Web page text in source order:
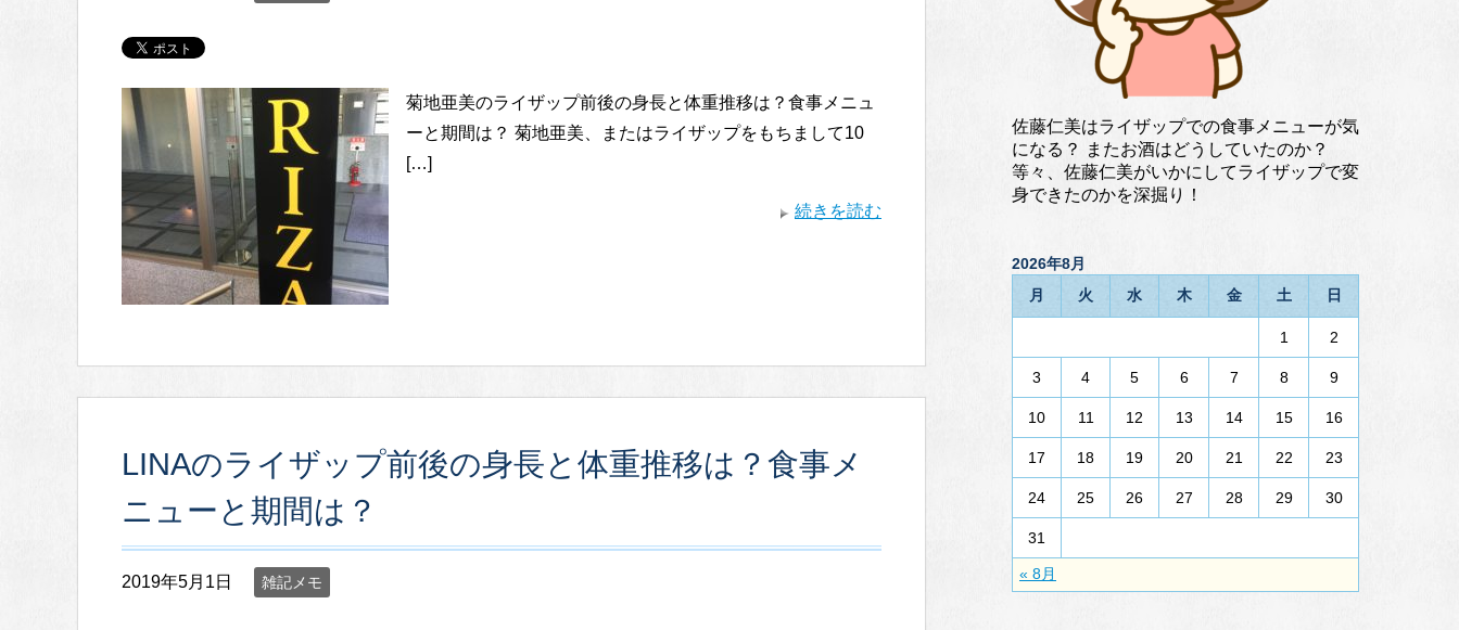
菊地亜美のライザップ前後の身長と体重推移は？食事メニュ
ーと期間は？ 菊地亜美、またはライザップをもちまして10
[…]
続きを読む
LINAのライザップ前後の身長と体重推移は？食事メ
ニューと期間は？
2019年5月1日 雑記メモ
佐藤仁美はライザップでの食事メニューが気
になる？ またお酒はどうしていたのか？
等々、佐藤仁美がいかにしてライザップで変
身できたのかを深掘り！
2026年8月
月
火 水 木 金 土 日
« 8月
1 2
3 4 5 6 7 8 9
10 11 12 13 14 15 16
17 18 19 20 21 22 23
24 25 26 27 28 29 30
31